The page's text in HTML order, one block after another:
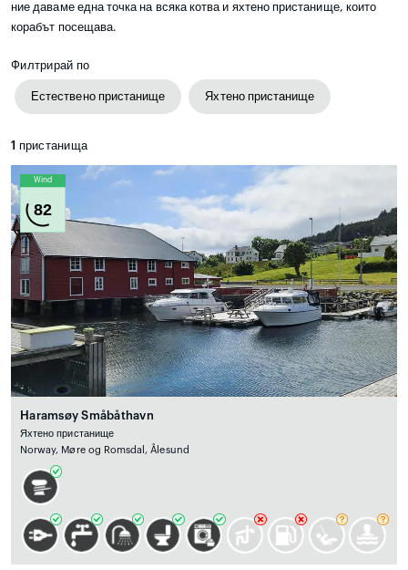
ние даваме една точка на всяка котва и яхтено пристанище, които
корабът посещава.
Филтрирай по
Естествено пристанище Яхтено пристанище
1 пристанища
Wind
82
Haramsøy Småbåthavn
Яхтено пристанище
Norway, Møre og Romsdal, Ålesund